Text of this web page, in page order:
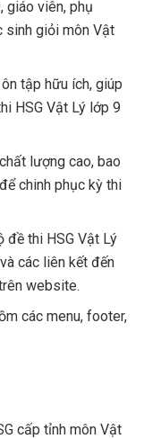
giáo viên, phụ
sinh giỏi môn Vật
tập hữu ích, giúp
HSG Vật Lý lớp 9
lượng cao, bao
chinh phục kỳ thi
đề thi HSG Vật Lý
các liên kết đến
website.
các menu, footer,
cấp tỉnh môn Vật